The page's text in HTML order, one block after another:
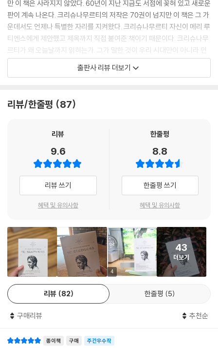
만 이 책은 사라지지 않았다. 60년이 지난 지금도 서점에 꽂혀 있고 새로운
판이 계속 나온다. 크리슈나무르티의 저작은 70권이 넘지만 이 책은 그 가
운데서도 언제나 특별한 자리를 지켜왔다. 크리슈나무르티 자신이 메리 루
티엔스에게 제안했고 제목까지 직접 붙여준 책이기 때문이다. 크리슈나무
르티가 왜 오늘날까지 읽히는가. 그가 말한 것이 우리 시대만이 아니라 인
류의 역사 전체에 적용되기 때문이다. 이 책이 처음 세상에 나왔을 때와 지
금 인간의 조건은 본질적으로 달라지지 않았다. 우리는 여전히 두려움 속
스승들에게, 권위자들에게, 책에게, 성인들에게 떠먹여져 왔다. 우리는 이
렇게 말한다. 저 너머에 무엇이 있는지 다 말해 주십시오. 그리고 그들의 설
명에 만족한다. 이것은 우리가 말(言語)에 기대어 살고 있다는 뜻이다. 우
리의 삶이 얕고 공허하다는 뜻이다. 우리는 이류(二流)의 존재들이다. 그
는 이것을 정면으로 말한다. 그리고 이렇게 묻는다. 어떤 종류이든 권위를,
도, 신앙도, 체계도, 배우자도, 부모도, 사회도 따르지 않는 정신이 될 수 있
는가? 그 물음이 불편하다면 아마 그것이 정확히 지금 당신에게 필요한 신
호일 것이다.
공포, 쾌락, 슬픔 - 우리가 외면해 온 것들
이 책이 다루는 주제들을 나열해 보면 이렇다. 공포. 쾌락. 슬픔. 관계. 사랑.
적 없는 것들이다. 크리슈나무르티는 말한다. 두려움은 생각이 과거를 끌
이상을 그리는 심리적 시간, 그 마음의 운동이 우리를 묶는 사슬이며 슬픔
출판사 리뷰 더보기
리뷰/한줄평 87
리뷰
9.6
리뷰 쓰기
혜택 및 유의사항
한줄평
8.8
한줄평 쓰기
혜택 및 유의사항
4
43
더보기
리뷰 82 한줄평 5
구매리뷰 추천순
종이책 구매 주간우수작